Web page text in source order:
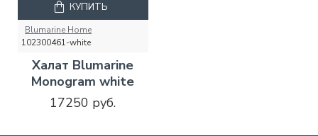
Blumarine Home
102300461-white
Халат Blumarine
Monogram white
17250 руб.
КУПИТЬ